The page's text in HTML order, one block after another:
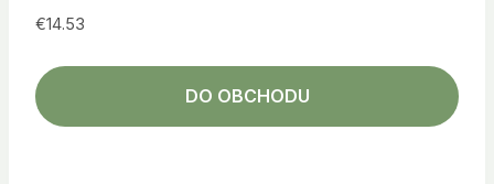
€14.53
DO OBCHODU